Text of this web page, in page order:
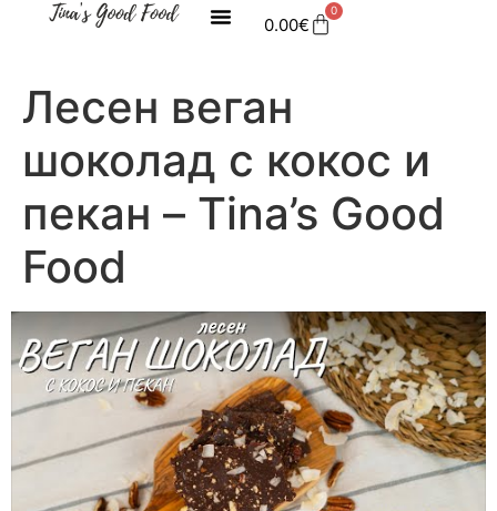
0.00€
0
Лесен веган
шоколад с кокос и
пекан – Tina’s Good
Food